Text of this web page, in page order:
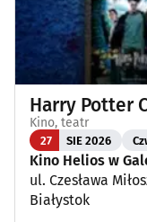
Harry Potter
Kino, teatr
27 SIE 2026
Kino Helios w
ul. Czesława
Białystok